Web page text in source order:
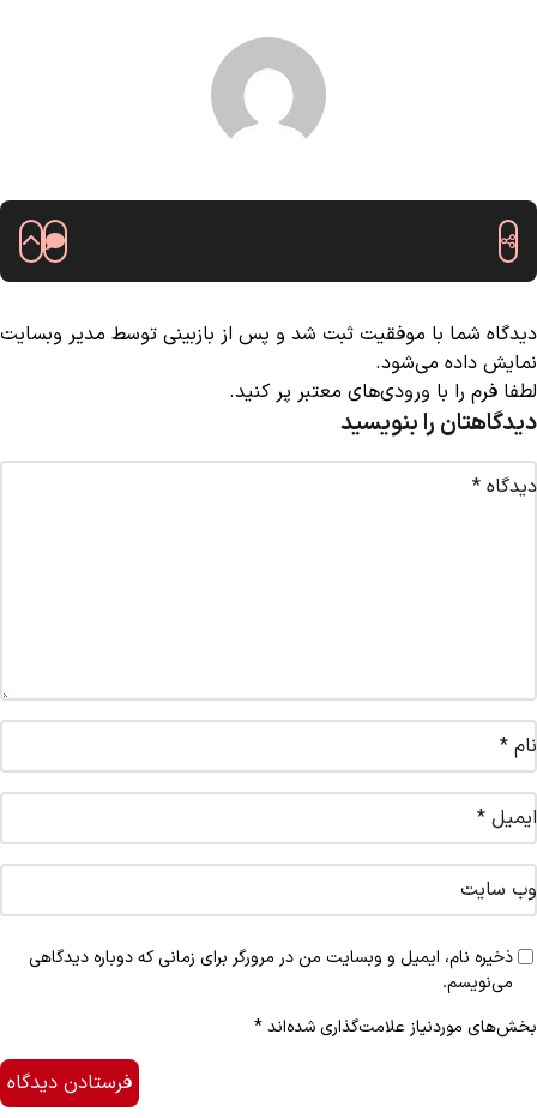
دیدگاه شما با موفقیت ثبت شد و پس از بازبینی توسط مدیر وبسایت
نمایش داده می‌شود.
لطفا فرم را با ورودی‌های معتبر پر کنید.
دیدگاهتان را بنویسید
بخش‌های موردنیاز علامت‌گذاری شده‌اند*
دیدگاه *
نام *
ایمیل *
وب‌ سایت
ذخیره نام، ایمیل و وبسایت من در مرورگر برای زمانی که دوباره دیدگاهی
می‌نویسم.